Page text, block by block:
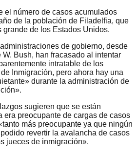
el número de casos acumulados
de la población de Filadelfia, que
grande de los Estados Unidos.
de gobierno, desde
Bush, han fracasado al intentar
intratable de los
Inmigración, pero ahora hay una
durante la administración de
sugieren que se están
era preocupante de cargas de casos
más preocupante ya que ningún
revertir la avalancha de casos
jueces de inmigración».